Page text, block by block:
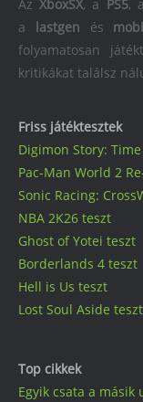
Friss játéktesztek
Digimon Story:
Pac-Man World 2
Sonic Racing:
NBA 2K26 teszt
Ghost of Yotei teszt
Borderlands 4 teszt
Hell is Us teszt
Lost Soul Aside teszt
Top cikkek
Egyik csata a
AzXboxSX, a PS5, a
a
lastgen és mobil
folyamatosan
kritikákat találsz